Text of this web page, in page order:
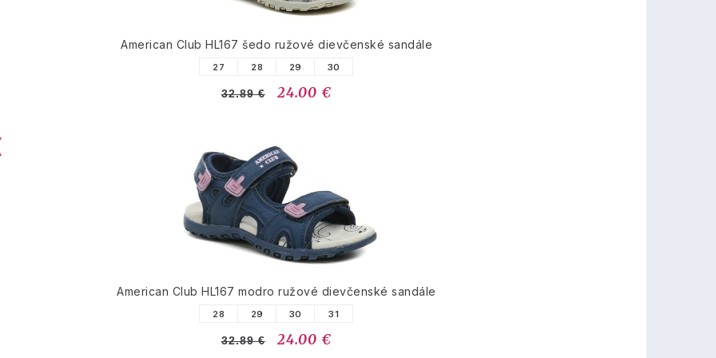
American Club HL167 šedo ružové dievčenské sandále
27 28 29 30
32.89 € 24.00 €
American Club HL167 modro ružové dievčenské sandále
28 29 30 31
32.89 € 24.00 €